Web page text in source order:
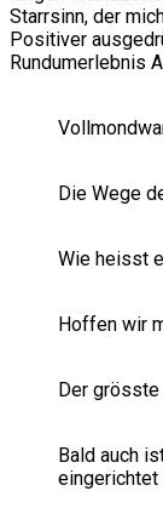
Starrsinn, der
Positiver
Rundumerlebnis
Die Wege
Wie heisst
Hoffen wir
Der
Bald auch
eingerichtet